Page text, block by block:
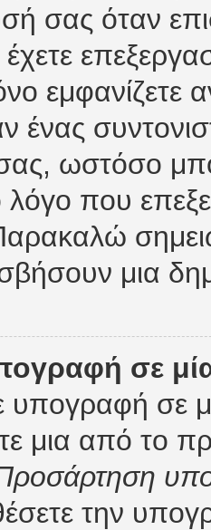
σας όταν
εμφανίζετε
ένας
ωστόσο
λόγο που
μια
σε
υπογραφή σε
μια από το
την